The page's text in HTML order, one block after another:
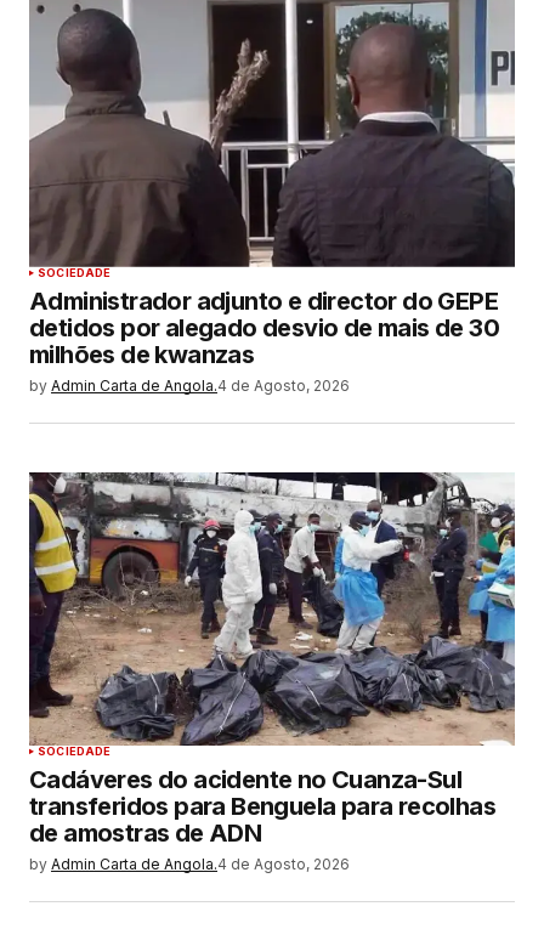
SOCIEDADE
Administrador adjunto e director do GEPE
detidos por alegado desvio de mais de 30
milhões de kwanzas
by Admin Carta de Angola.4 de Agosto, 2026
SOCIEDADE
Cadáveres do acidente no Cuanza-Sul
transferidos para Benguela para recolhas
de amostras de ADN
by Admin Carta de Angola.4 de Agosto, 2026